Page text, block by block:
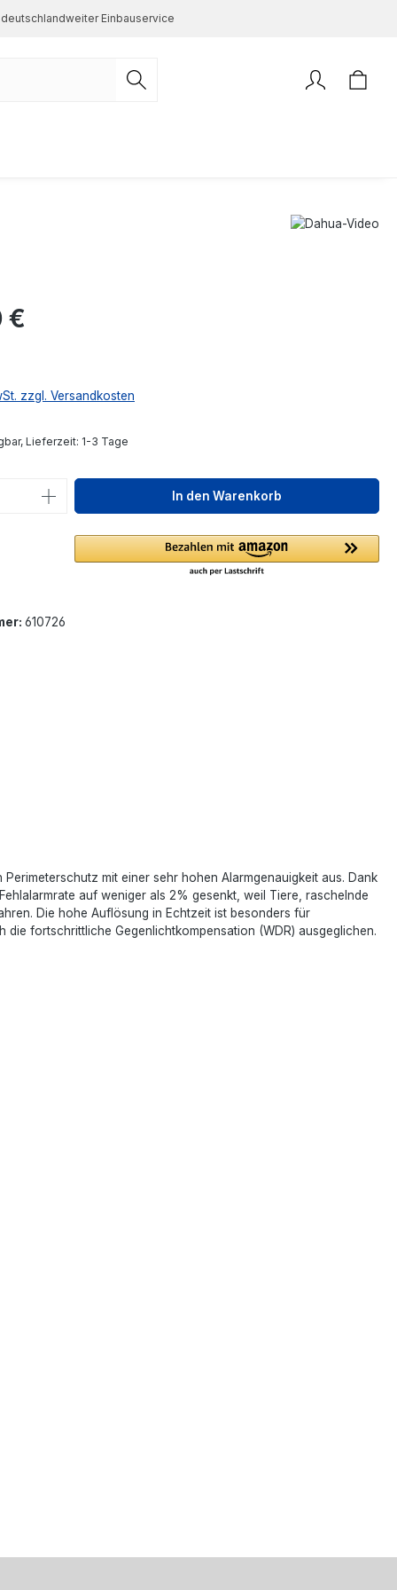
deutschlandweiter Einbauservice
€
zzgl. Versandkosten
Lieferzeit: 1-3 Tage
Anzahl: Gib den gewünschten Wert
In den Warenkorb
610726
mit einer sehr hohen Alarmgenauigkeit aus. Dank
auf weniger als 2% gesenkt, weil Tiere, raschelnde
Die hohe Auflösung in Echtzeit ist besonders für
fortschrittliche Gegenlichtkompensation (WDR) ausgeglichen.